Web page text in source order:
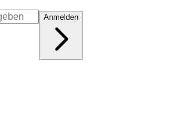
Anmelden